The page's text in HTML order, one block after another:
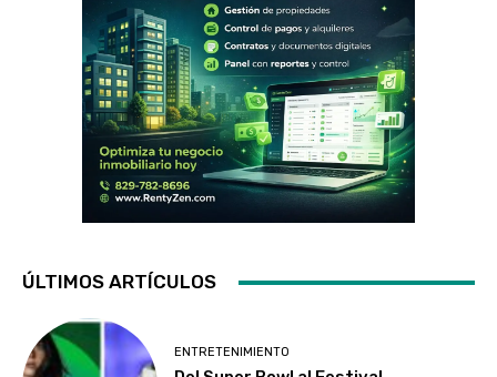
ÚLTIMOS ARTÍCULOS
ENTRETENIMIENTO